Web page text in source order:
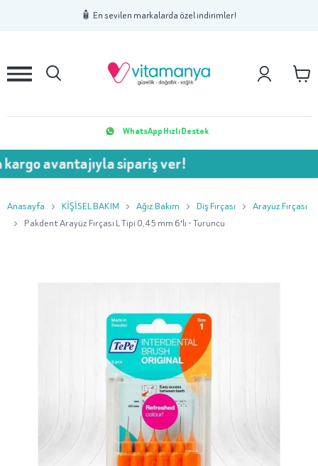
🧴 En sevilen markalarda özel indirimler!
2 3
WhatsApp Hızlı Destek
sipariş ver!
Anasayfa KİŞİSEL BAKIM Ağız Bakım Diş Fırçası
Arayüz Fırçası
Pakdent Arayüz Fırçası L Tipi 0,45 mm 6'lı - Turuncu